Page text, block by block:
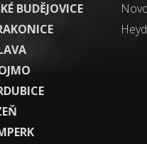
BUDĚJOVICE